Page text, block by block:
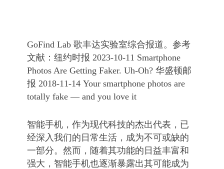
GoFind Lab 歌丰达实验室综合报道。参考
文献：纽约时报 2023-10-11 Smartphone
Photos Are Getting Faker. Uh-Oh? 华盛顿邮
报 2018-11-14 Your smartphone photos are
totally fake — and you love it
智能手机，作为现代科技的杰出代表，已
经深入我们的日常生活，成为不可或缺的
一部分。然而，随着其功能的日益丰富和
强大，智能手机也逐渐暴露出其可能成为